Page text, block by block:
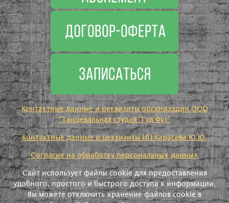
Контактные данные и реквизиты организации ООО
"Танцевальная студия "Гуд Фут"
Контактные данные и реквизиты ИП Карасева Ю.Ю.
Согласие на обработку персональных данных
Сайт использует файлы cookie для предоставления
удобного, простого и быстрого доступа к информации.
Вы можете отключить хранение файлов cookie в